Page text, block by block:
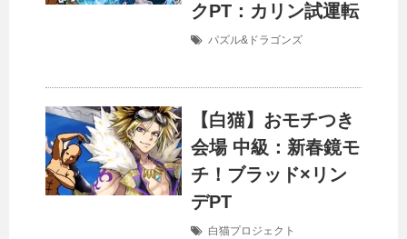
クPT：カリン試運転
パズル&ドラゴンズ
【白猫】おモチつき
会場 中級：新春鏡モ
チ！ブラッド×リン
デPT
白猫プロジェクト